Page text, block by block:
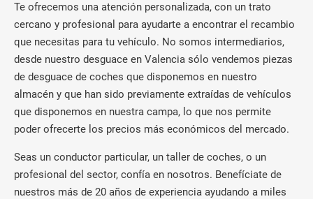
Te ofrecemos una atención personalizada, con un trato
cercano y profesional para ayudarte a encontrar el recambio
que necesitas para tu vehículo. No somos intermediarios,
desde nuestro desguace en Valencia sólo vendemos piezas
de desguace de coches que disponemos en nuestro
almacén y que han sido previamente extraídas de vehículos
que disponemos en nuestra campa, lo que nos permite
poder ofrecerte los precios más económicos del mercado.
Seas un conductor particular, un taller de coches, o un
profesional del sector, confía en nosotros. Benefíciate de
nuestros más de 20 años de experiencia ayudando a miles